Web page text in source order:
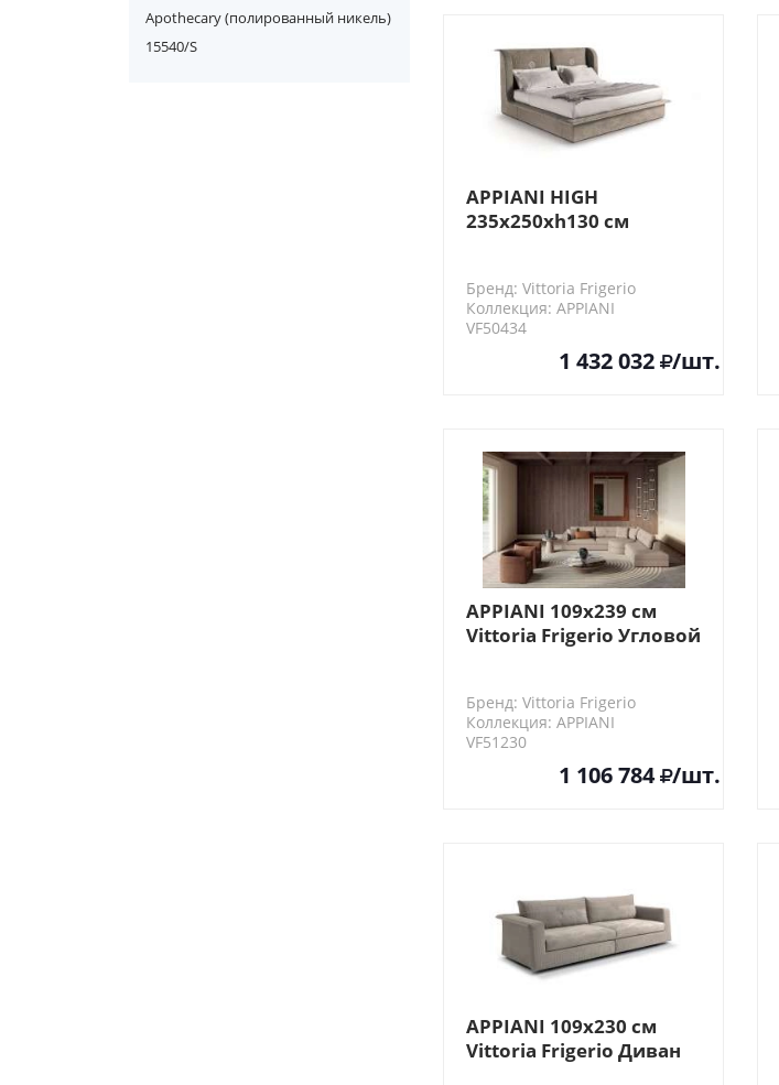
Apothecary (полированный никель)
15540/S
APPIANI HIGH
235x250xh130 см
Бренд: Vittoria Frigerio
Коллекция: APPIANI
VF50434
1 432 032 /шт.
APPIANI 109х239 см
Vittoria Frigerio Угловой
Бренд: Vittoria Frigerio
Коллекция: APPIANI
VF51230
1 106 784 /шт.
APPIANI 109х230 см
Vittoria Frigerio Диван